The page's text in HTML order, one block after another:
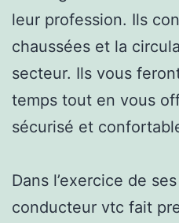
leur profession. Ils
chaussées et la
secteur. Ils vous
temps tout en vous
sécurisé et
Dans l’exercice de
conducteur vtc fait